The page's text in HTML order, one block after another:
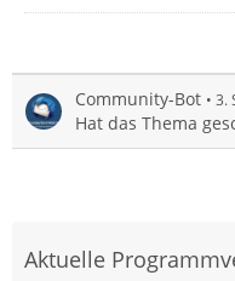
Community-Bot 3.
Hat das Thema
Aktuelle